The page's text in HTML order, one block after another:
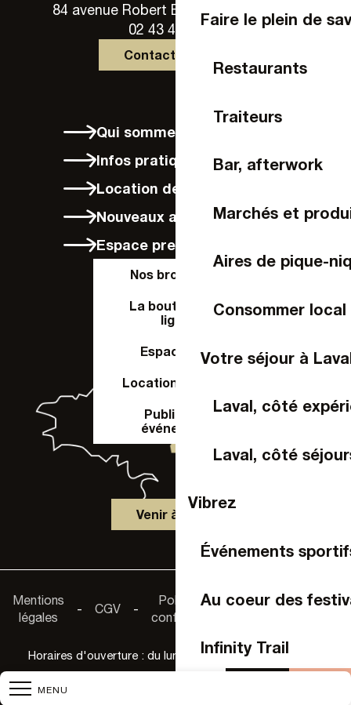
MENU
Faire le plein de
Restaurants
Traiteurs
Bar, afterwork
Marchés et
Aires de pique-
Consommer local
Votre séjour à
Laval, côté
Laval, côté
Vibrez
Événements
Au coeur des
Infinity Trail
84 avenue Robert Buron - 53000 Laval
02 43 49 46 46
Contactez-nous
Qui sommes-nous ?
Infos pratiques
Location de vélos à Laval
Nouveaux arrivants
Espace presse
Nos brochures
La boutique en
ligne
Espace Pro
Location de salle
Publier un
événement
Venir à Laval
Mentions
légales
- CGV -
Politique de
confidentialité
-
Accessibilité :
non
Horaires d'ouverture : du lundi au samedi de 9h30 à 18h